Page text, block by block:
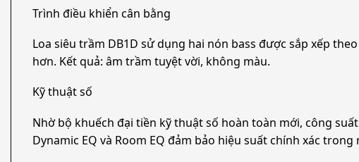
Trình điều khiển cân bằng
Loa siêu trầm DB1D sử dụng hai nón bass được sắp xếp
hơn. Kết quả: âm trầm tuyệt vời, không màu.
Kỹ thuật số
Nhờ bộ khuếch đại tiền kỹ thuật số hoàn toàn mới, công
Dynamic EQ và Room EQ đảm bảo hiệu suất chính xác